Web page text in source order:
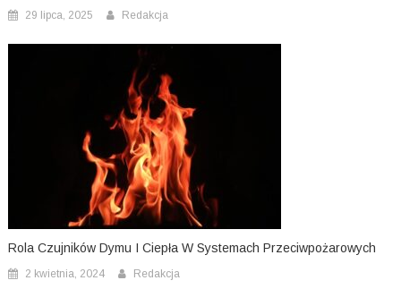
29 lipca, 2025 Redakcja
Rola Czujników Dymu I Ciepła W Systemach Przeciwpożarowych
2 kwietnia, 2024 Redakcja